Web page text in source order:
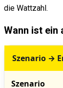
die Wattzahl.
Wann ist ein
Szenario →
Szenario